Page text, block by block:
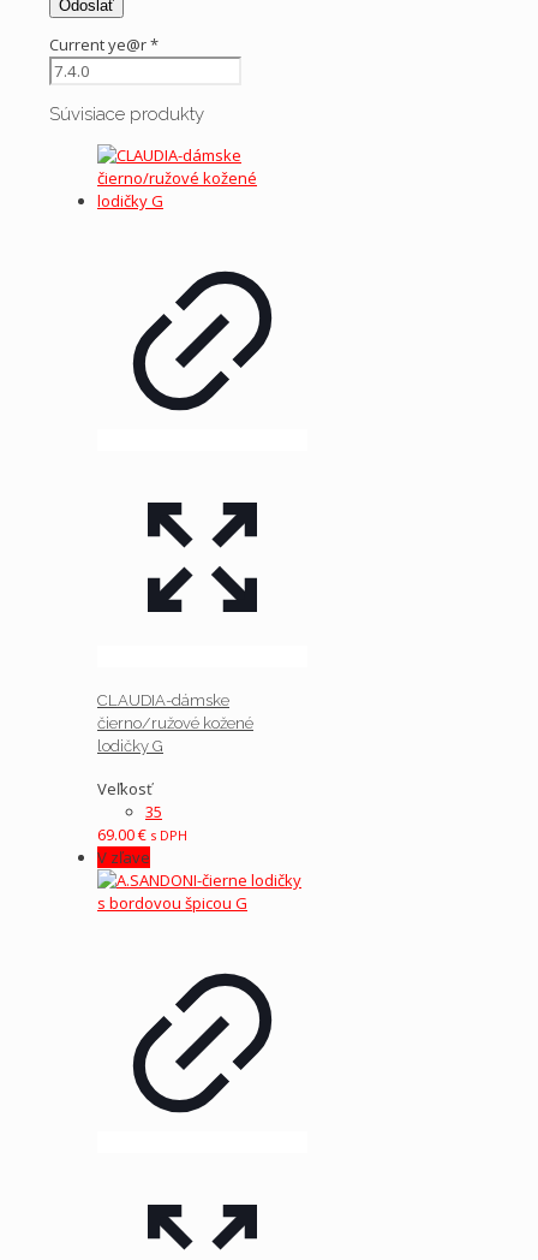
Current ye@r*
Súvisiace produkty
CLAUDIA-dámske
čierno/ružové kožené
lodičky G
Veľkosť
35
69.00€ s DPH
V zľave